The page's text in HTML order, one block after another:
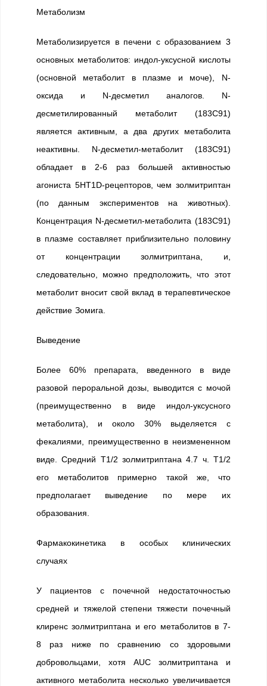
Метаболизм
Метаболизируется в печени с образованием 3
основных метаболитов: индол-уксусной кислоты
(основной метаболит в плазме и моче), N-
оксида и N-десметил аналогов. N-
десметилированный метаболит (183C91)
является активным, а два других метаболита
неактивны. N-десметил-метаболит (183C91)
обладает в 2-6 раз большей активностью
агониста 5HT1D-рецепторов, чем золмитриптан
(по данным экспериментов на животных).
Концентрация N-десметил-метаболита (183C91)
в плазме составляет приблизительно половину
от концентрации золмитриптана, и,
следовательно, можно предположить, что этот
метаболит вносит свой вклад в терапевтическое
действие Зомига.
Выведение
Более 60% препарата, введенного в виде
разовой пероральной дозы, выводится с мочой
(преимущественно в виде индол-уксусного
метаболита), и около 30% выделяется с
фекалиями, преимущественно в неизмененном
виде. Средний T1/2 золмитриптана 4.7 ч. T1/2
его метаболитов примерно такой же, что
предполагает выведение по мере их
образования.
Фармакокинетика в особых клинических
случаях
У пациентов с почечной недостаточностью
средней и тяжелой степени тяжести почечный
клиренс золмитриптана и его метаболитов в 7-
8 раз ниже по сравнению со здоровыми
добровольцами, хотя AUC золмитриптана и
активного метаболита несколько увеличивается